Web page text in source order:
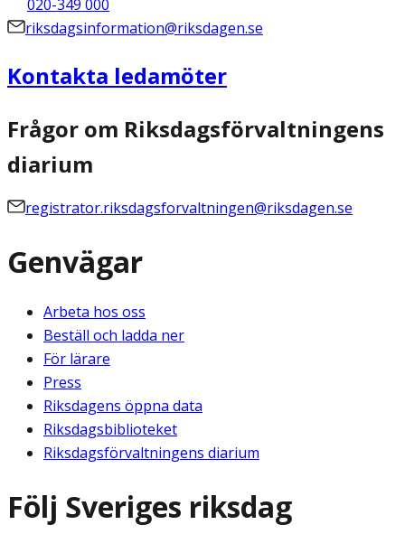
020-349 000
riksdagsinformation@riksdagen.se
Kontakta ledamöter
Frågor om Riksdagsförvaltningens
diarium
registrator.riksdagsforvaltningen@riksdagen.se
Genvägar
Arbeta hos oss
Beställ och ladda ner
För lärare
Press
Riksdagens öppna data
Riksdagsbiblioteket
Riksdagsförvaltningens diarium
Följ Sveriges riksdag